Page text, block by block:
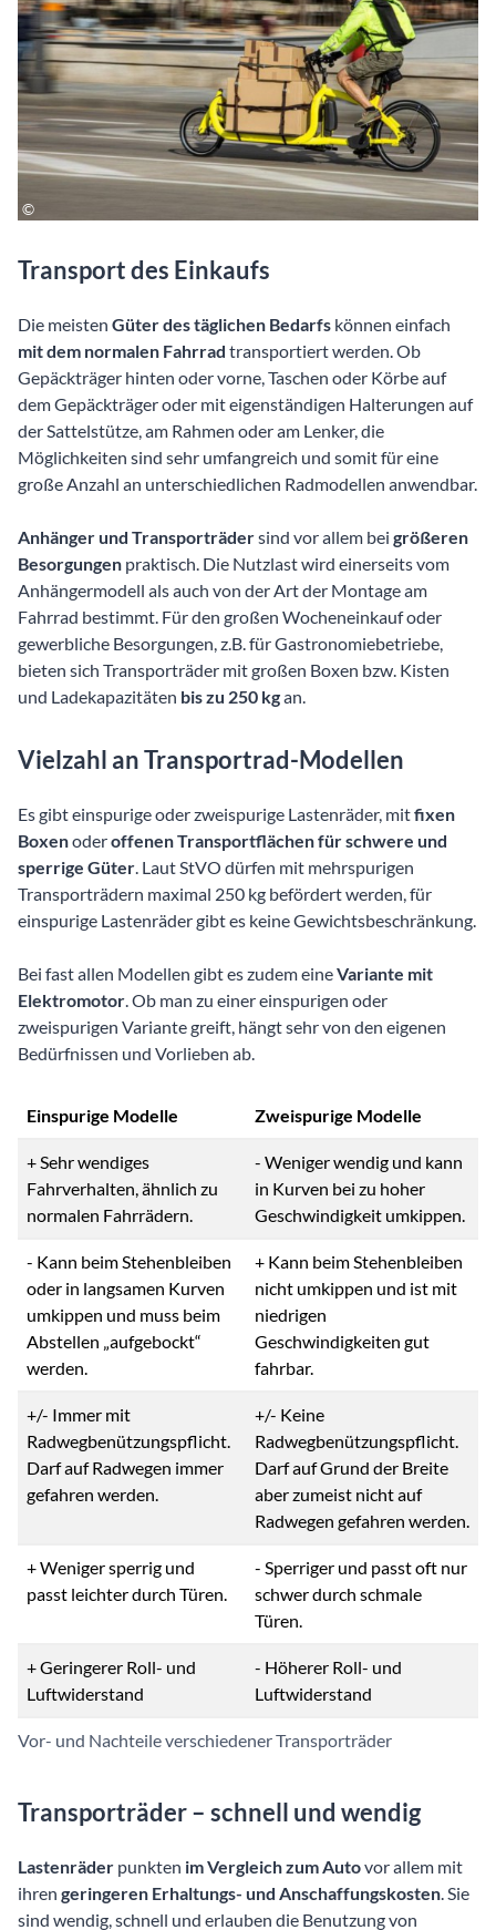
Transport des Einkaufs
Die meisten Güter des täglichen Bedarfs können einfach
mit dem normalen Fahrrad transportiert werden. Ob
Gepäckträger hinten oder vorne, Taschen oder Körbe auf
dem Gepäckträger oder mit eigenständigen Halterungen auf
der Sattelstütze, am Rahmen oder am Lenker, die
Möglichkeiten sind sehr umfangreich und somit für eine
große Anzahl an unterschiedlichen Radmodellen anwendbar.
Anhänger und Transporträdersind vor allem bei größeren
Besorgungen praktisch. Die Nutzlast wird einerseits vom
Anhängermodell als auch von der Art der Montage am
Fahrrad bestimmt. Für den großen Wocheneinkauf oder
gewerbliche Besorgungen, z.B. für Gastronomiebetriebe,
bieten sich Transporträder mit großen Boxen bzw. Kisten
und Ladekapazitäten bis zu 250 kgan.
Vielzahl an Transportrad-Modellen
Es gibt einspurige oder zweispurige Lastenräder, mitfixen
Boxenoderoffenen Transportflächen für schwere und
sperrige Güter . Laut StVO dürfen mit mehrspurigen
Transporträdern maximal 250 kg befördert werden, für
einspurige Lastenräder gibt es keine Gewichtsbeschränkung.
Bei fast allen Modellen gibt es zudem eineVariante mit
Elektromotor . Ob man zu einer einspurigen oder
zweispurigen Variante greift, hängt sehr von den eigenen
Bedürfnissen und Vorlieben ab.
Vor- und Nachteile verschiedener Transporträder
Einspurige Modelle Zweispurige Modelle
+ Sehr wendiges
Fahrverhalten, ähnlich zu
normalen Fahrrädern.
- Weniger wendig und kann
in Kurven bei zu hoher
Geschwindigkeit umkippen.
- Kann beim Stehenbleiben
oder in langsamen Kurven
umkippen und muss beim
Abstellen „aufgebockt“
werden.
+ Kann beim Stehenbleiben
nicht umkippen und ist mit
niedrigen
Geschwindigkeiten gut
fahrbar.
+/- Immer mit
Radwegbenützungspflicht.
Darf auf Radwegen immer
gefahren werden.
+/- Keine
Radwegbenützungspflicht.
Darf auf Grund der Breite
aber zumeist nicht auf
Radwegen gefahren werden.
+ Weniger sperrig und
passt leichter durch Türen.
- Sperriger und passt oft nur
schwer durch schmale
Türen.
+ Geringerer Roll- und
Luftwiderstand
- Höherer Roll- und
Luftwiderstand
Transporträder – schnell und wendig
Lastenräder punkten im Vergleich zum Autovor allem mit
ihren geringeren Erhaltungs- und Anschaffungskosten . Sie
sind wendig, schnell und erlauben die Benutzung von